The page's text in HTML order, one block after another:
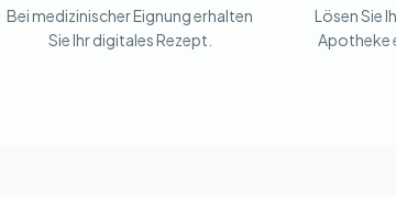
Bei medizinischer Eignung erhalten
Sie Ihr digitales Rezept.
Lösen Sie
Apotheke